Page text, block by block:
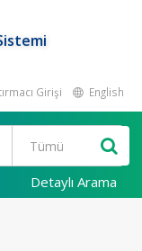
Girişi English
Detaylı Arama